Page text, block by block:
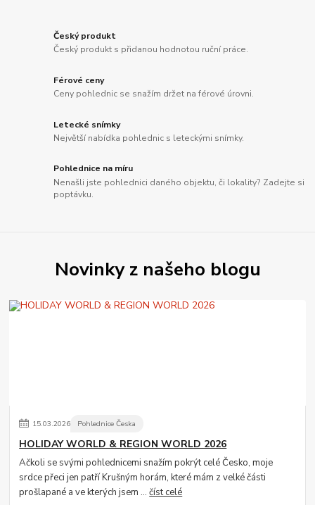
Český produkt
Český produkt s přidanou hodnotou ruční práce.
Férové ceny
Ceny pohlednic se snažím držet na férové úrovni.
Letecké snímky
Největší nabídka pohlednic s leteckými snímky.
Pohlednice na míru
Nenašli jste pohlednici daného objektu, či lokality? Zadejte si
poptávku.
Novinky z našeho blogu
15.03.2026 Pohlednice Česka
HOLIDAY WORLD & REGION WORLD 2026
Ačkoli se svými pohlednicemi snažím pokrýt celé Česko, moje
srdce přeci jen patří Krušným horám, které mám z velké části
prošlapané a ve kterých jsem ...číst celé